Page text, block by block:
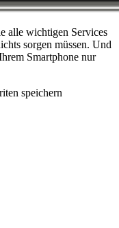
alle wichtigen Services
sorgen müssen. Und
Smartphone nur
speichern